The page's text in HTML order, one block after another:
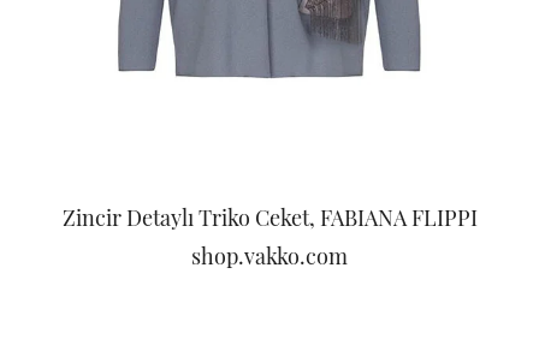
Zincir Detaylı Triko Ceket, FABIANA FLIPPI
shop.vakko.com